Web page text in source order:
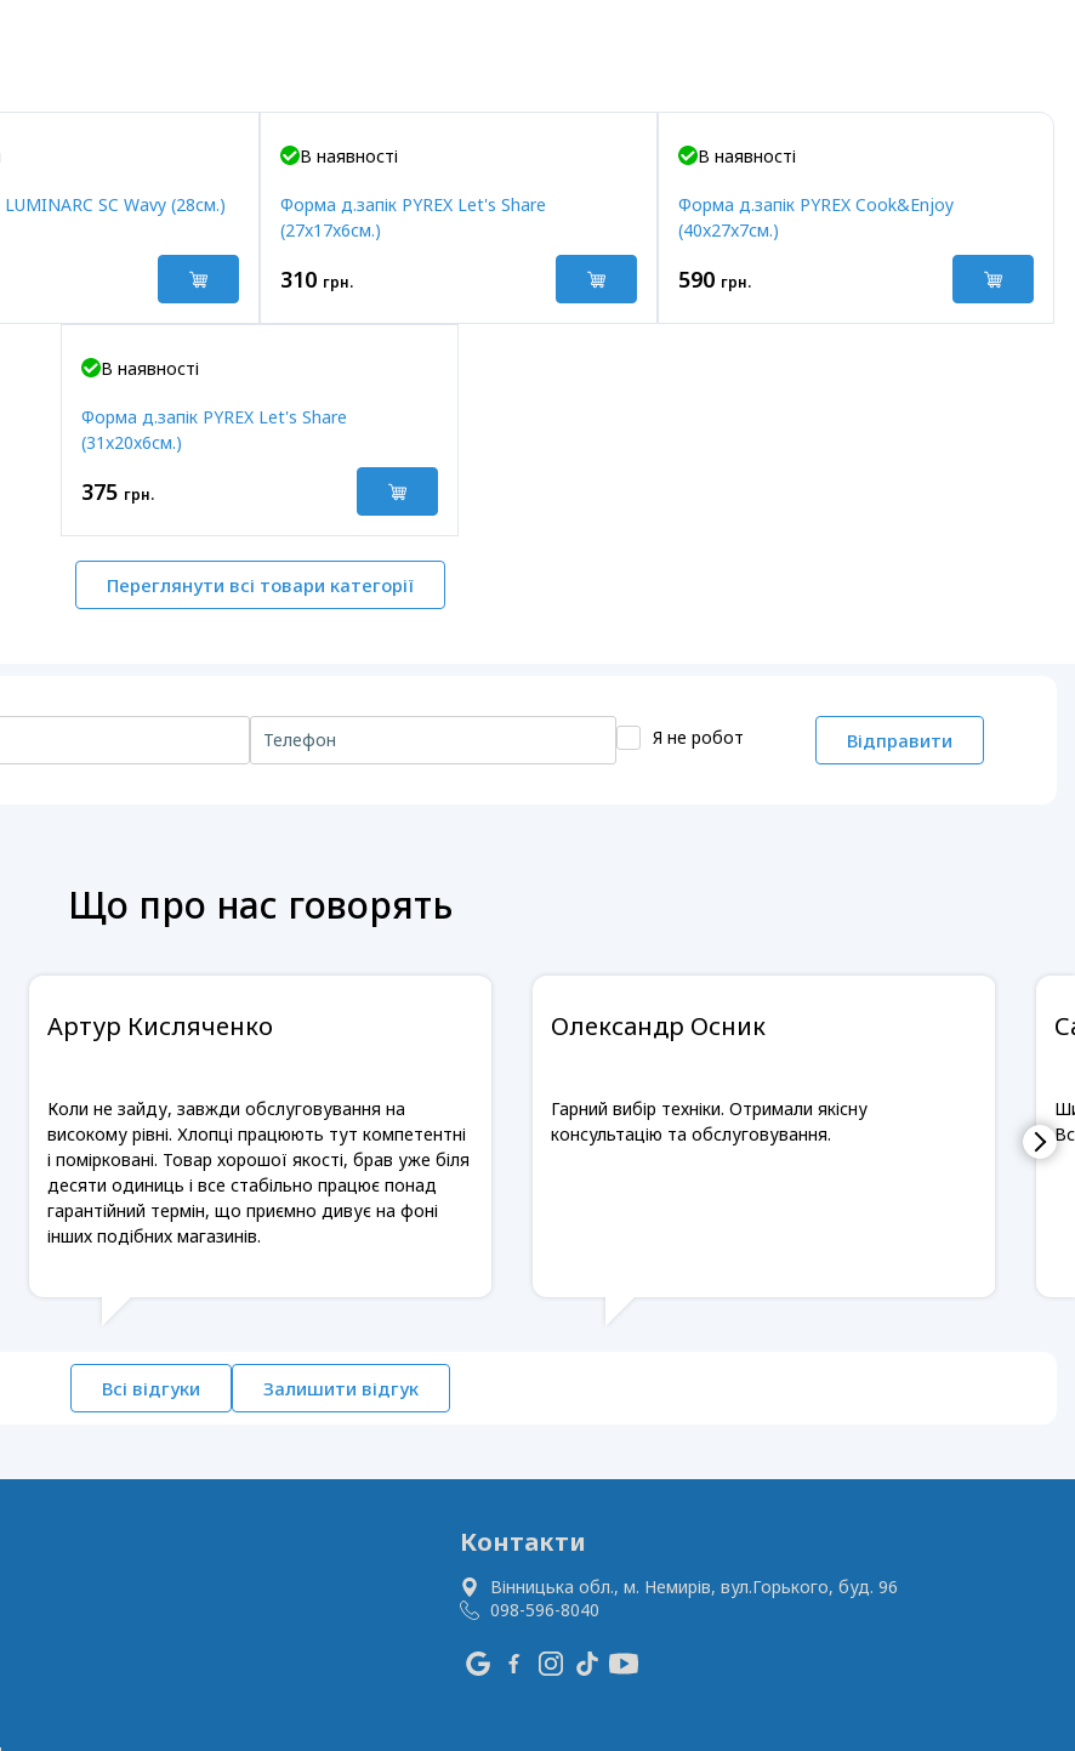
SC Wavy (28см.)
В наявності
Форма д.запік PYREX Let's Share
(27x17x6см.)
310 грн.
В наявності
Форма д.запік PYREX Cook&Enjoy
(40x27x7см.)
590 грн.
В наявності
Форма д.запік PYREX Let's Share
(31x20x6см.)
375 грн.
Переглянути всі товари категорії
Я не робот Відправити
Що про нас говорять
Артур Кисляченко
Коли не зайду, завжди обслуговування на
високому рівні. Хлопці працюють тут компетентні
і помірковані. Товар хорошої якості, брав уже біля
десяти одиниць і все стабільно працює понад
гарантійний термін, що приємно дивує на фоні
інших подібних магазинів.
Олександр Осник
Гарний вибір техніки. Отримали якісну
консультацію та обслуговування.
Всі відгуки Залишити відгук
Контакти
Вінницька обл., м. Немирів, вул.Горького, буд. 96
098-596-8040